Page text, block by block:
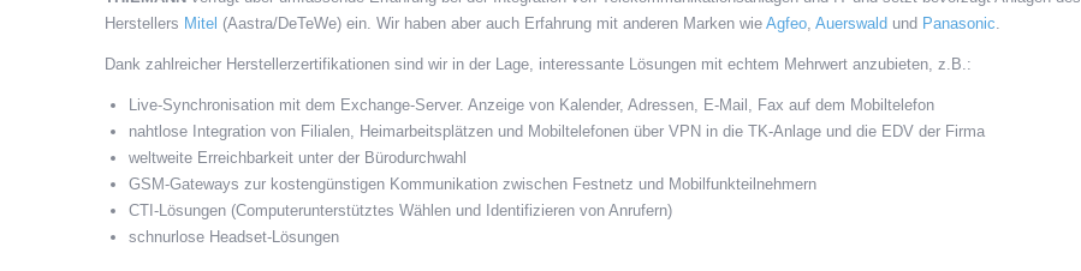
Herstellers Mitel (Aastra/DeTeWe) ein. Wir haben aber auch Erfahrung mit anderen Marken wie Agfeo, Auerswald und Panasonic.
Dank zahlreicher Herstellerzertifikationen sind wir in der Lage, interessante Lösungen mit echtem Mehrwert anzubieten, z.B.:
Live-Synchronisation mit dem Exchange-Server. Anzeige von Kalender, Adressen, E-Mail, Fax auf dem Mobiltelefon
nahtlose Integration von Filialen, Heimarbeitsplätzen und Mobiltelefonen über VPN in die TK-Anlage und die EDV der Firma
weltweite Erreichbarkeit unter der Bürodurchwahl
GSM-Gateways zur kostengünstigen Kommunikation zwischen Festnetz und Mobilfunkteilnehmern
CTI-Lösungen (Computerunterstütztes Wählen und Identifizieren von Anrufern)
schnurlose Headset-Lösungen